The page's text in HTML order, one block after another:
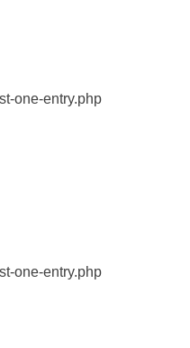
one-entry.php
one-entry.php